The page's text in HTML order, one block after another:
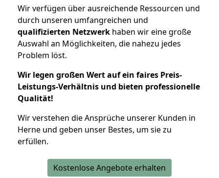
Wir verfügen über ausreichende Ressourcen und
durch unseren umfangreichen und
qualifizierten Netzwerk haben wir eine große
Auswahl an Möglichkeiten, die nahezu jedes
Problem löst.
Wir legen großen Wert auf ein faires Preis-
Leistungs-Verhältnis und bieten professionelle
Qualität!
Wir verstehen die Ansprüche unserer Kunden in
Herne und geben unser Bestes, um sie zu
erfüllen.
Kostenlose Angebote erhalten